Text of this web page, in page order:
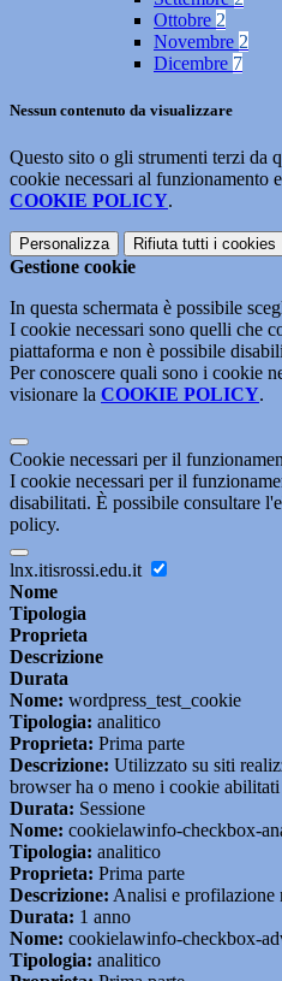
Ottobre 2
Novembre 2
Dicembre 7
Nessun contenuto da visualizzare
Questo sito o gli strumenti terzi da
cookie necessari al funzionamento
COOKIE POLICY.
Personalizza Rifiuta tutti i cookies
Gestione cookie
In questa schermata è possibile
I cookie necessari sono quelli che
piattaforma e non è possibile
Per conoscere quali sono i cookie
visionare la COOKIE POLICY.
Cookie necessari per il
I cookie necessari per il
disabilitati. È possibile consultare
policy.
lnx.itisrossi.edu.it
Nome
Tipologia
Proprieta
Descrizione
Durata
Nome: wordpress_test_cookie
Tipologia: analitico
Proprieta: Prima parte
Descrizione: Utilizzato su siti
browser ha o meno i cookie abilitati
Durata: Sessione
Nome: cookielawinfo-checkbox-
Tipologia: analitico
Proprieta: Prima parte
Descrizione: Analisi e profilazione
Durata: 1 anno
Nome: cookielawinfo-checkbox-
Tipologia: analitico